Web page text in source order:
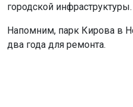
городской инфраструктуры.
Напомним, парк Кирова в
два года для ремонта.